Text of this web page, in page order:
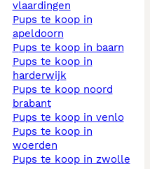
vlaardingen
pups te koop in
apeldoorn
pups te koop in baarn
pups te koop in
harderwijk
pups te koop noord
brabant
pups te koop in venlo
pups te koop in
woerden
pups te koop in zwolle